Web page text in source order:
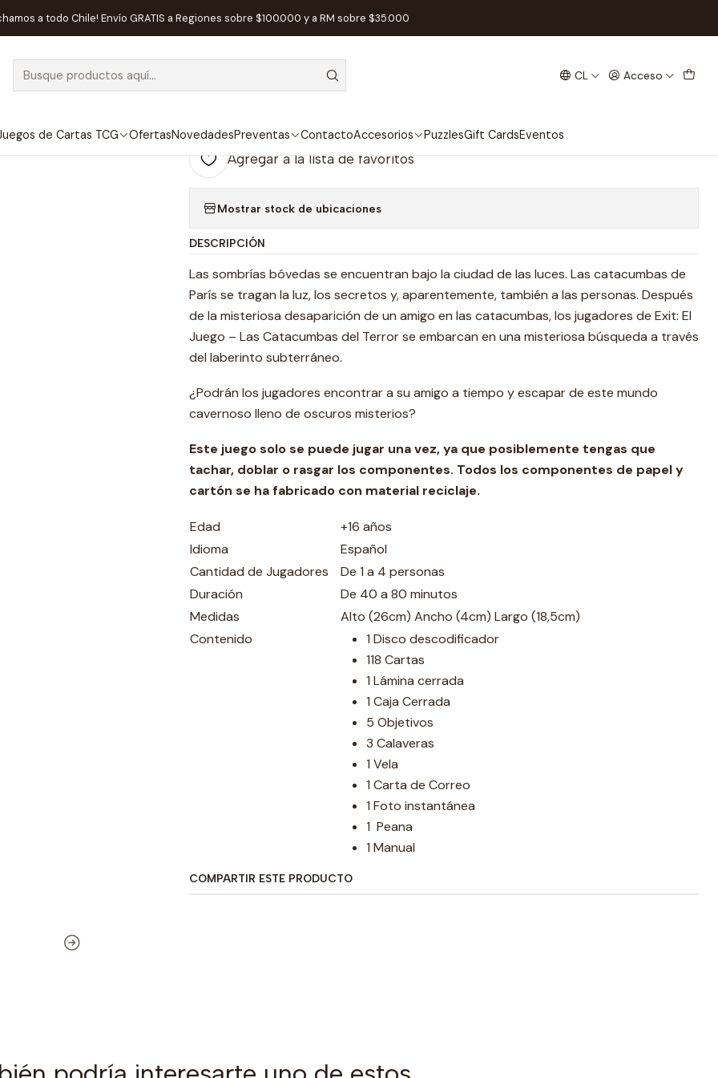
CL Acceso
de Cartas TCG OfertasNovedadesPreventas ContactoAccesorios PuzzlesGift CardsEventos
a todo Chile! Envío GRATIS a Regiones sobre $100.000 y a RM sobre $35.000
de Mesa Editorial Devir Exit: Las Catacumbas del Terror (Doble) - Español
AGOTADO
Exit: Las Catacumbas del Terror (Doble) -
Agregar a la lista de favoritos
Mostrar stock de ubicaciones
DESCRIPCIÓN
Las sombrías bóvedas se encuentran bajo la ciudad de las luces. Las catacumbas de
París se tragan la luz, los secretos y, aparentemente, también a las personas. Después
de la misteriosa desaparición de un amigo en las catacumbas, los jugadores de Exit: El
Juego – Las Catacumbas del Terror se embarcan en una misteriosa búsqueda a través
del laberinto subterráneo.
¿Podrán los jugadores encontrar a su amigo a tiempo y escapar de este mundo
cavernoso lleno de oscuros misterios?
Este juego solo se puede jugar una vez, ya que posiblemente tengas que
tachar, doblar o rasgar los componentes. Todos los componentes de papel y
cartón se ha fabricado con material reciclaje.
Edad
+16 años
Idioma
Español
Cantidad de Jugadores
De 1 a 4 personas
Duración
De 40 a 80 minutos
Medidas
Alto (26cm) Ancho (4cm) Largo (18,5cm)
Contenido
1 Disco descodificador
118 Cartas
1 Lámina cerrada
1 Caja Cerrada
5 Objetivos
3 Calaveras
1 Vela
1 Carta de Correo
1 Foto instantánea
1 Peana
1 Manual
COMPARTIR ESTE PRODUCTO